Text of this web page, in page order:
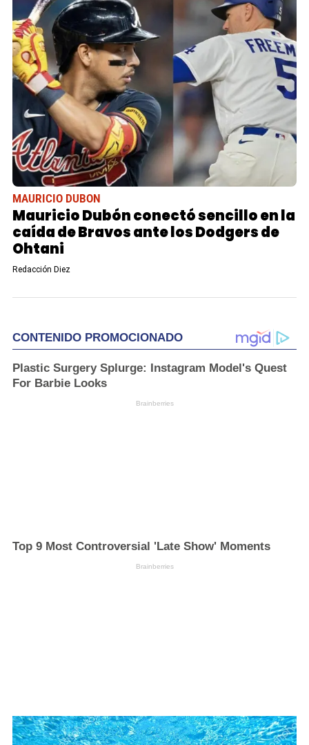
MAURICIO DUBON
Mauricio Dubón conectó sencillo en la
caída de Bravos ante los Dodgers de
Ohtani
Redacción Diez